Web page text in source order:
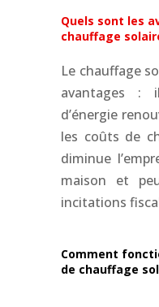
Quels sont les
chauffage
Le chauffage
avantages :
d’énergie
les coûts de
diminue
maison et
incitations
Comment
de chauffage